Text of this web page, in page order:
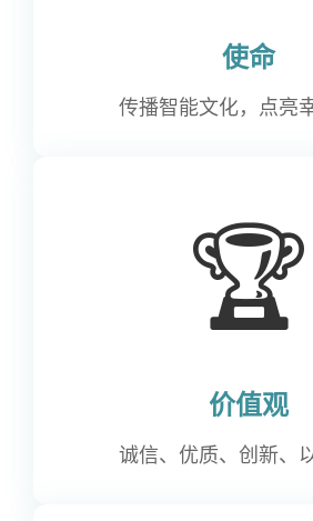
使命
传播智能文化，点亮
🏆
价值观
诚信、优质、创新、